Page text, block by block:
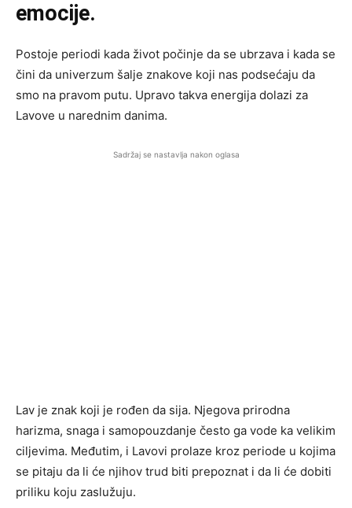
emocije.
Postoje periodi kada život počinje da se ubrzava i kada se
čini da univerzum šalje znakove koji nas podsećaju da
smo na pravom putu. Upravo takva energija dolazi za
Lavove u narednim danima.
Sadržaj se nastavlja nakon oglasa
Lav je znak koji je rođen da sija. Njegova prirodna
harizma, snaga i samopouzdanje često ga vode ka velikim
ciljevima. Međutim, i Lavovi prolaze kroz periode u kojima
se pitaju da li će njihov trud biti prepoznat i da li će dobiti
priliku koju zaslužuju.